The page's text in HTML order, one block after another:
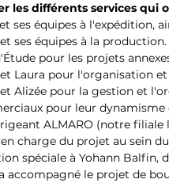
les différents services qui
ses équipes à l'expédition,
ses équipes à la production.
pour les projets
Laura pour l'organisation
Alizée pour la gestion et
pour leur
ALMARO (notre filiale
charge du projet au sein
spéciale à Yohann
accompagné le projet de